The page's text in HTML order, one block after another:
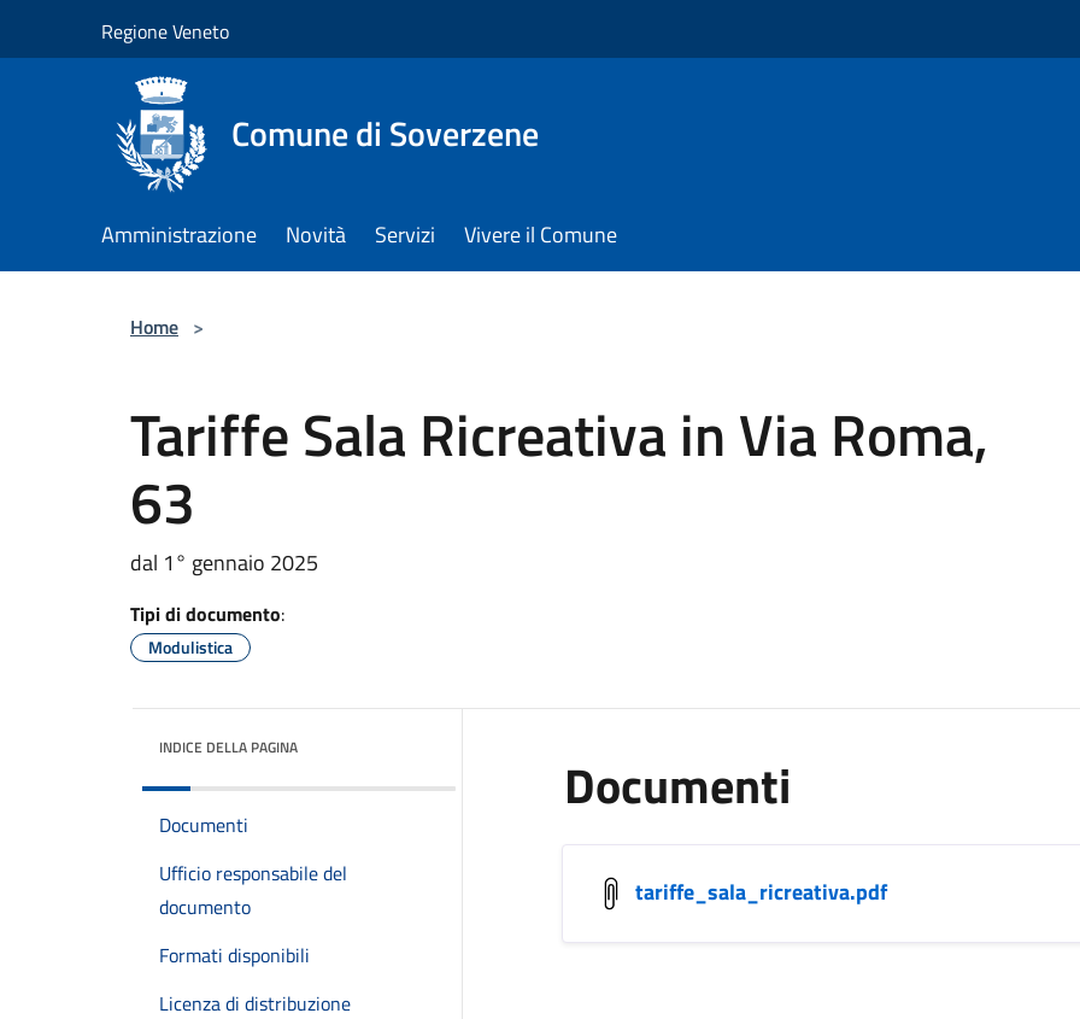
Regione Veneto
Comune di Soverzene
Amministrazione Novità Servizi Vivere il Comune
Home >
Tariffe Sala Ricreativa in Via Roma,
63
dal 1° gennaio 2025
Tipi di documento:
Modulistica
INDICE DELLA PAGINA
Documenti
Ufficio responsabile del
documento
Formati disponibili
Licenza di distribuzione
Documenti
tariffe_sala_ricreativa.pdf